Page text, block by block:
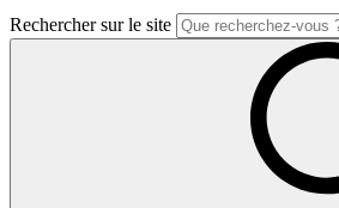
Rechercher sur le site